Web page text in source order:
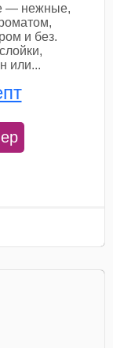
— нежные,
и без.
или...